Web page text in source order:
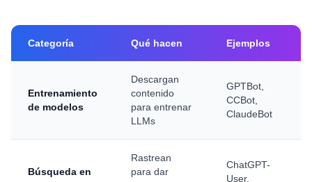
Categoría Qué hacen Ejemplos
Entrenamiento
de modelos
Descargan
contenido
para entrenar
LLMs
GPTBot,
CCBot,
ClaudeBot
Búsqueda en
Rastrean
para dar
ChatGPT-
User,